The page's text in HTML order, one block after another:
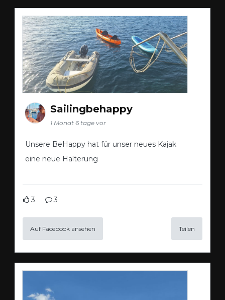
Sailingbehappy
1 Monat 6 tage vor
Unsere BeHappy hat für unser neues Kajak
eine neue Halterung
3 3
Auf Facebook ansehen Teilen